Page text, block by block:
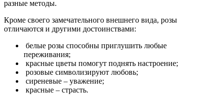
разные методы.
Кроме своего замечательного внешнего вида, розы
отличаются и другими достоинствами:
белые розы способны приглушить любые
переживания;
красные цветы помогут поднять настроение;
розовые символизируют любовь;
сиреневые – уважение;
красные – страсть.